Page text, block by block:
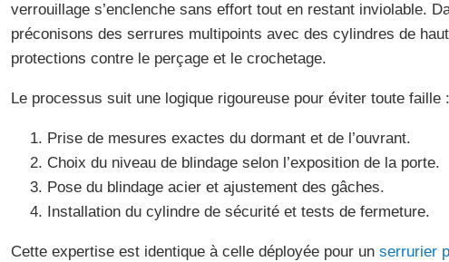
verrouillage s’enclenche sans effort tout en restant inviolable.
préconisons des serrures multipoints avec des cylindres de
protections contre le perçage et le crochetage.
Le processus suit une logique rigoureuse pour éviter toute faille :
Prise de mesures exactes du dormant et de l’ouvrant.
Choix du niveau de blindage selon l’exposition de la porte.
Pose du blindage acier et ajustement des gâches.
Installation du cylindre de sécurité et tests de fermeture.
Cette expertise est identique à celle déployée pour un serrurier